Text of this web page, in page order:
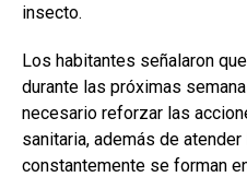
insecto.
Los habitantes señalaron
durante las próximas
necesario reforzar las
sanitaria, además de
constantemente se forman